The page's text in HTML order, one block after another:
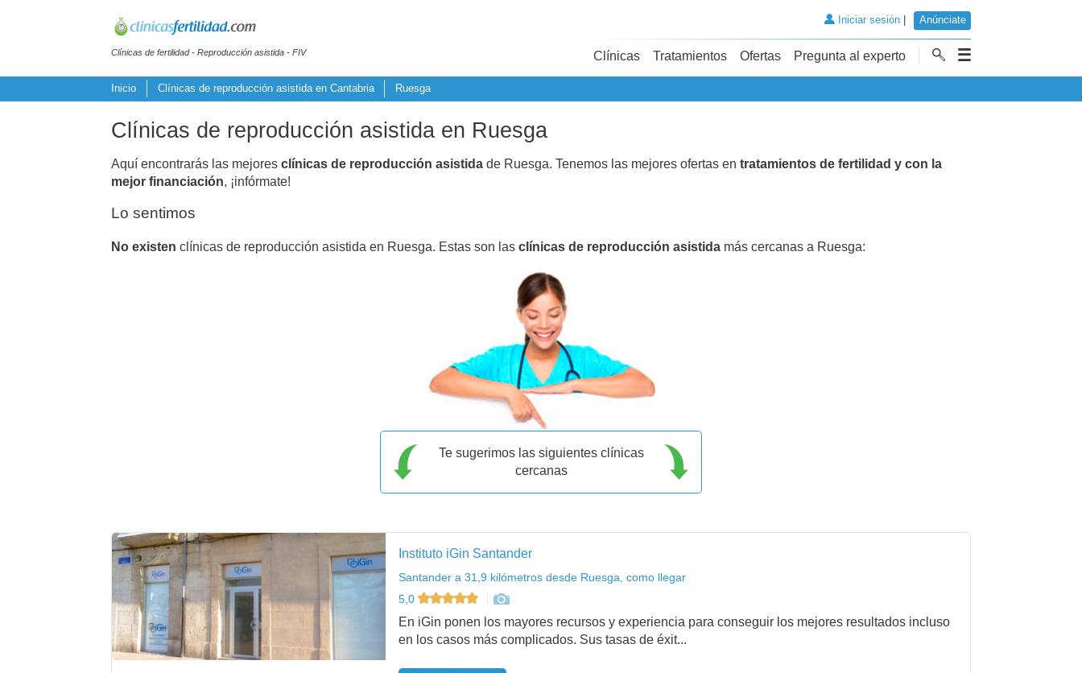
Clínicas de fertilidad - Reproducción asistida - FIV
Iniciar sesión| Anúnciate
Clínicas Tratamientos Ofertas Pregunta al experto
Inicio Clínicas de reproducción asistida en Cantabria Ruesga
Clínicas de reproducción asistida en Ruesga
Aquí encontrarás las mejores clínicas de reproducción asistida de Ruesga. Tenemos las mejores ofertas en tratamientos de fertilidad y con la
mejor financiación, ¡infórmate!
Lo sentimos
No existen clínicas de reproducción asistida en Ruesga. Estas son las clínicas de reproducción asistida más cercanas a Ruesga:
Te sugerimos las siguientes clínicas
cercanas
Instituto iGin Santander
Santander a 31,9 kilómetros desde Ruesga, como llegar
5,0
En iGin ponen los mayores recursos y experiencia para conseguir los mejores resultados incluso
en los casos más complicados. Sus tasas de éxit...